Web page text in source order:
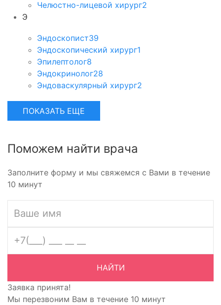
Челюстно-лицевой хирург2
Э
Эндоскопист39
Эндоскопический хирург1
Эпилептолог8
Эндокринолог28
Эндоваскулярный хирург2
ПОКАЗАТЬ ЕЩЕ
Поможем найти врача
Заполните форму и мы свяжемся с Вами в течение
10 минут
НАЙТИ
Заявка принята!
Мы перезвоним Вам в течение 10 минут